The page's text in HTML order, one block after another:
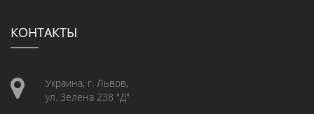
КОНТАКТЫ
Украина, г. Львов,
ул. Зелена 238 "Д"